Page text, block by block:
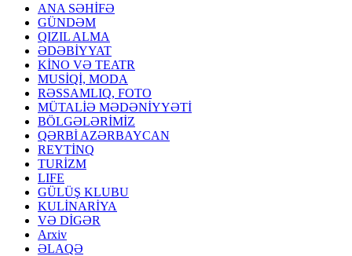
ANA SƏHİFƏ
GÜNDƏM
QIZIL ALMA
ƏDƏBİYYAT
KİNO VƏ TEATR
MUSİQİ, MODA
RƏSSAMLIQ, FOTO
MÜTALİƏ MƏDƏNİYYƏTİ
BÖLGƏLƏRİMİZ
QƏRBİ AZƏRBAYCAN
REYTİNQ
TURİZM
LIFE
GÜLÜŞ KLUBU
KULİNARİYA
VƏ DİGƏR
Arxiv
ƏLAQƏ